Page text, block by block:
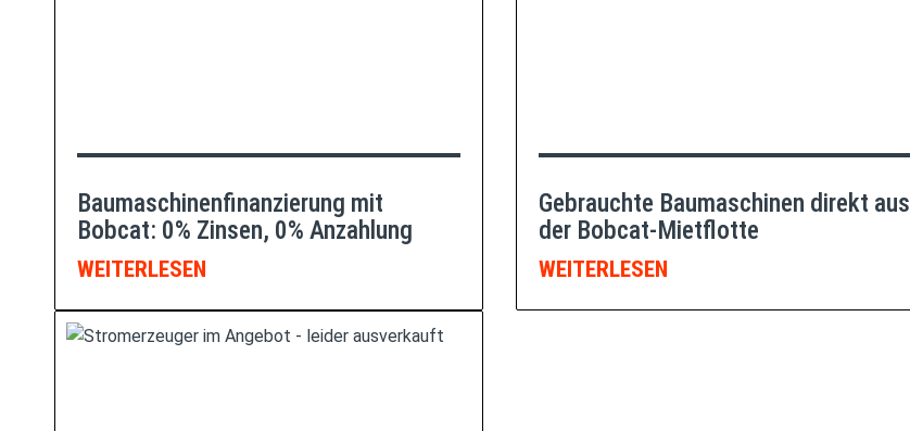
Baumaschinenfinanzierung mit
Bobcat: 0% Zinsen, 0% Anzahlung
WEITERLESEN
Gebrauchte Baumaschinen direkt aus
der Bobcat-Mietflotte
WEITERLESEN